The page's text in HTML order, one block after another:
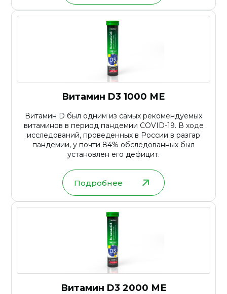
Витамин D3 1000 МЕ
Витамин D был одним из самых рекомендуемых
витаминов в период пандемии COVID-19. В ходе
исследований, проведенных в России в разгар
пандемии, у почти 84% обследованных был
установлен его дефицит.
Подробнее
Витамин D3 2000 МЕ